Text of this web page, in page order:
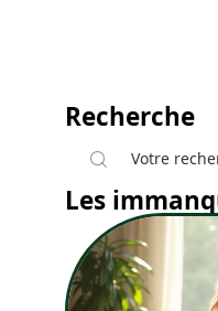
Recherche
Les